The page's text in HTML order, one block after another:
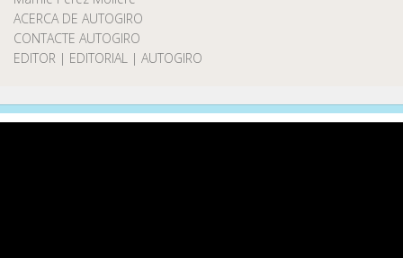
ACERCA DE AUTOGIRO
CONTACTE AUTOGIRO
EDITOR | EDITORIAL | AUTOGIRO